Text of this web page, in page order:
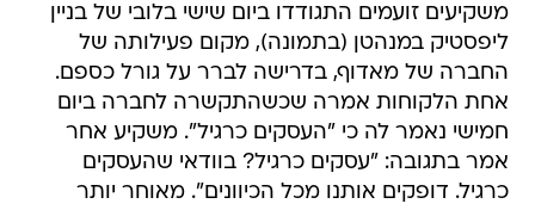
משקיעים זועמים התגודדו ביום שישי בלובי של בניין
ליפסטיק במנהטן (בתמונה), מקום פעילותה של
החברה של מאדוף, בדרישה לברר על גורל כספם.
אחת הלקוחות אמרה שכשהתקשרה לחברה ביום
חמישי נאמר לה כי "העסקים כרגיל". משקיע אחר
אמר בתגובה: "עסקים כרגיל? בוודאי שהעסקים
כרגיל. דופקים אותנו מכל הכיוונים". מאוחר יותר